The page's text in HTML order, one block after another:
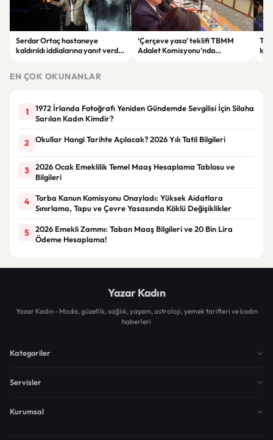
Serdar Ortaç hastaneye
kaldırıldı iddialarına yanıt verdi:
‘Çerçeve yasa’ teklifi TBMM
Adalet Komisyonu’nda
EN ÇOK OKUNANLAR
1
1972 İrlanda Fotoğrafı Yeniden Gündemde Sevgilisi İçin Silaha
Sarılan Kadın Kimdir?
2 Okullar Hangi Tarihte Açılacak? 2026 Yılı Tatil Bilgileri
3
2026 Ocak Emeklilik Temel Maaş Hesaplama Tablosu ve
Bilgileri
4
Torba Kanun Komisyonu Onayladı: Yüksek Aidatlara
Sınırlama, Tapu ve Çevre Yasasında Köklü Değişiklikler
5
2026 Emekli Zammı: Taban Maaş Bilgileri ve 20 Bin Lira
Ödeme Hesaplama!
Yazar Kadın
Yazar Kadın - Moda, güzellik, sağlık, yaşam, astroloji, yemek tarifleri ve kadın
haberleri
Kategoriler
Servisler
Kurumsal